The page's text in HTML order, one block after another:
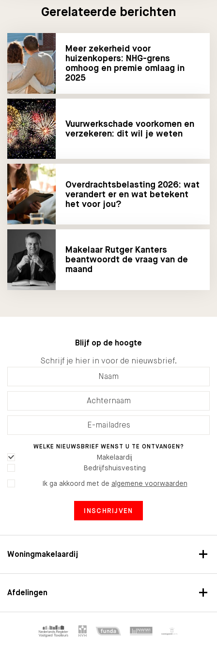
Gerelateerde berichten
Meer zekerheid voor
huizenkopers: NHG-grens
omhoog en premie omlaag in
2025
Vuurwerkschade voorkomen en
verzekeren: dit wil je weten
Overdrachtsbelasting 2026: wat
verandert er en wat betekent
het voor jou?
Makelaar Rutger Kanters
beantwoordt de vraag van de
maand
Woningmakelaardij
Afdelingen
Blijf op de hoogte
Schrijf je hier in voor de nieuwsbrief.
WELKE NIEUWSBRIEF WENST U TE ONTVANGEN?
Makelaardij
Bedrijfshuisvesting
Ik ga akkoord met de algemene voorwaarden
INSCHRIJVEN